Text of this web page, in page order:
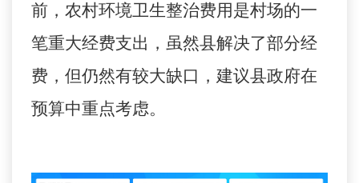
前，农村环境卫生整治费用是村场的一
笔重大经费支出，虽然县解决了部分经
费，但仍然有较大缺口，建议县政府在
预算中重点考虑。